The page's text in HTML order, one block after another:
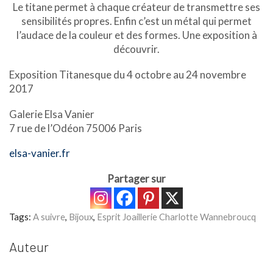
Le titane permet à chaque créateur de transmettre ses
sensibilités propres. Enfin c’est un métal qui permet
l’audace de la couleur et des formes. Une exposition à
découvrir.
Exposition Titanesque du 4 octobre au 24 novembre
2017
Galerie Elsa Vanier
7 rue de l’Odéon 75006 Paris
elsa-vanier.fr
Partager sur
Tags: A suivre, Bijoux, Esprit Joaillerie Charlotte Wannebroucq
Auteur